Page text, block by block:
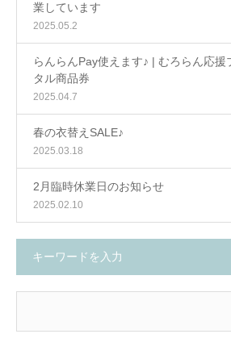
業しています
2025.05.2
らんらんPay使えます♪ | むろらん応援
タル商品券
2025.04.7
春の衣替えSALE♪
2025.03.18
2月臨時休業日のお知らせ
2025.02.10
キーワードを入力